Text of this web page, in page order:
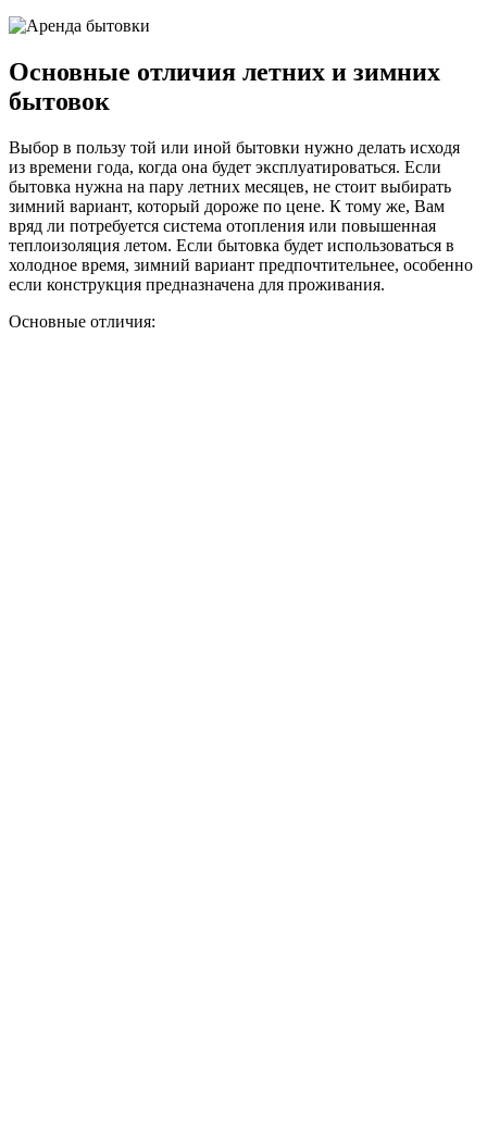
Основные отличия летних и зимних
бытовок
Выбор в пользу той или иной бытовки нужно делать исходя
из времени года, когда она будет эксплуатироваться. Если
бытовка нужна на пару летних месяцев, не стоит выбирать
зимний вариант, который дороже по цене. К тому же, Вам
вряд ли потребуется система отопления или повышенная
теплоизоляция летом. Если бытовка будет использоваться в
холодное время, зимний вариант предпочтительнее, особенно
если конструкция предназначена для проживания.
Основные отличия: